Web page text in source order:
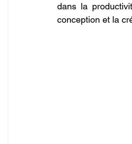
dans la
conception et la